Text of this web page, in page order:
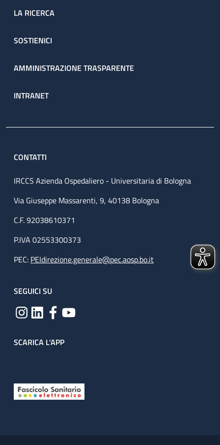
LA RICERCA
SOSTIENICI
AMMINISTRAZIONE TRASPARENTE
INTRANET
CONTATTI
IRCCS Azienda Ospedaliero - Universitaria di Bologna
Via Giuseppe Massarenti, 9, 40138 Bologna
C.F. 92038610371
P.IVA 02553300373
PEC: PEIdirezione.generale@pec.aosp.bo.it
SEGUICI SU
SCARICA L'APP